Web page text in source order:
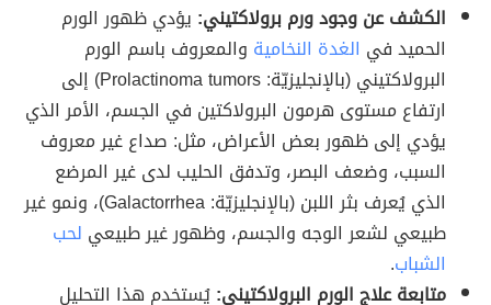
الكشف عن وجود ورم برولاكتيني: يؤدي ظهور الورم
الحميد في الغدة النخامية والمعروف باسم الورم
البرولاكتيني (بالإنجليزيّة: Prolactinoma tumors) إلى
ارتفاع مستوى هرمون البرولاكتين في الجسم، الأمر الذي
يؤدي إلى ظهور بعض الأعراض، مثل: صداع غير معروف
السبب، وضعف البصر، وتدفق الحليب لدى غير المرضع
الذي يُعرف بثر اللبن (بالإنجليزيّة: Galactorrhea)، ونمو غير
طبيعي لشعر الوجه والجسم، وظهور غير طبيعي لحب
الشباب.
متابعة علاج الورم البرولاكتيني:يُستخدم هذا التحليل